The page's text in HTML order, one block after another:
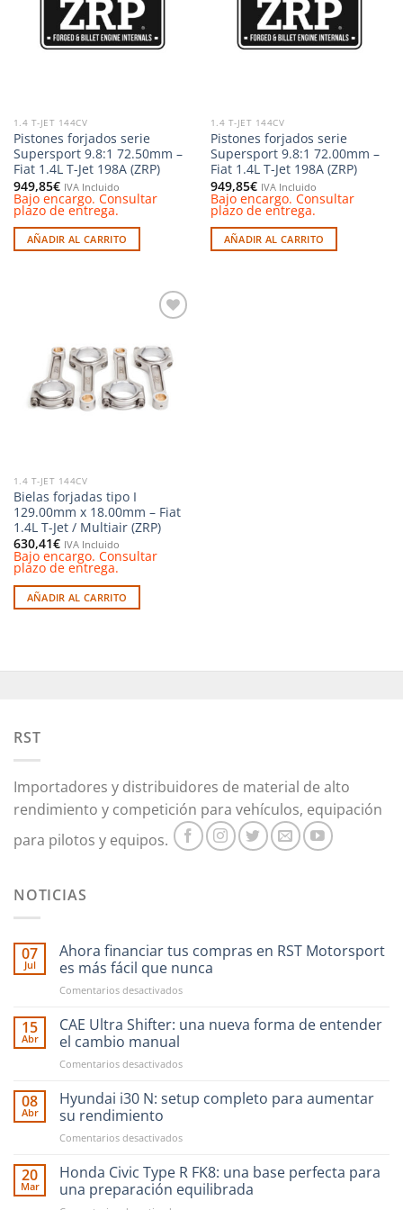
1.4 T-JET 144CV
Pistones forjados serie
Supersport 9.8:1 72.50mm –
Fiat 1.4L T-Jet 198A (ZRP)
949,85€ IVA Incluido
Bajo encargo. Consultar
plazo de entrega.
AÑADIR AL CARRITO
1.4 T-JET 144CV
Pistones forjados serie
Supersport 9.8:1 72.00mm –
Fiat 1.4L T-Jet 198A (ZRP)
949,85€ IVA Incluido
Bajo encargo. Consultar
plazo de entrega.
AÑADIR AL CARRITO
a la
lista de
deseos
1.4 T-JET 144CV
Bielas forjadas tipo I
129.00mm x 18.00mm – Fiat
1.4L T-Jet / Multiair (ZRP)
630,41€ IVA Incluido
Bajo encargo. Consultar
plazo de entrega.
AÑADIR AL CARRITO
RST
Importadores y distribuidores de material de alto
rendimiento y competición para vehículos, equipación
para pilotos y equipos.
NOTICIAS
07
Jul
Ahora financiar tus compras en RST Motorsport
es más fácil que nunca
Comentarios desactivadosen
financiar
tus
en
Motorsport
fácil
nunca
15
Abr
CAE Ultra Shifter: una nueva forma de entender
el cambio manual
Comentarios desactivadosen
Ultra
Shifter:
nueva
de
entender
08
Abr
Hyundai i30 N: setup completo para aumentar
su rendimiento
Comentarios desactivadosen
i30
N:
setup
20
Mar
Honda Civic Type R FK8: una base perfecta para
una preparación equilibrada